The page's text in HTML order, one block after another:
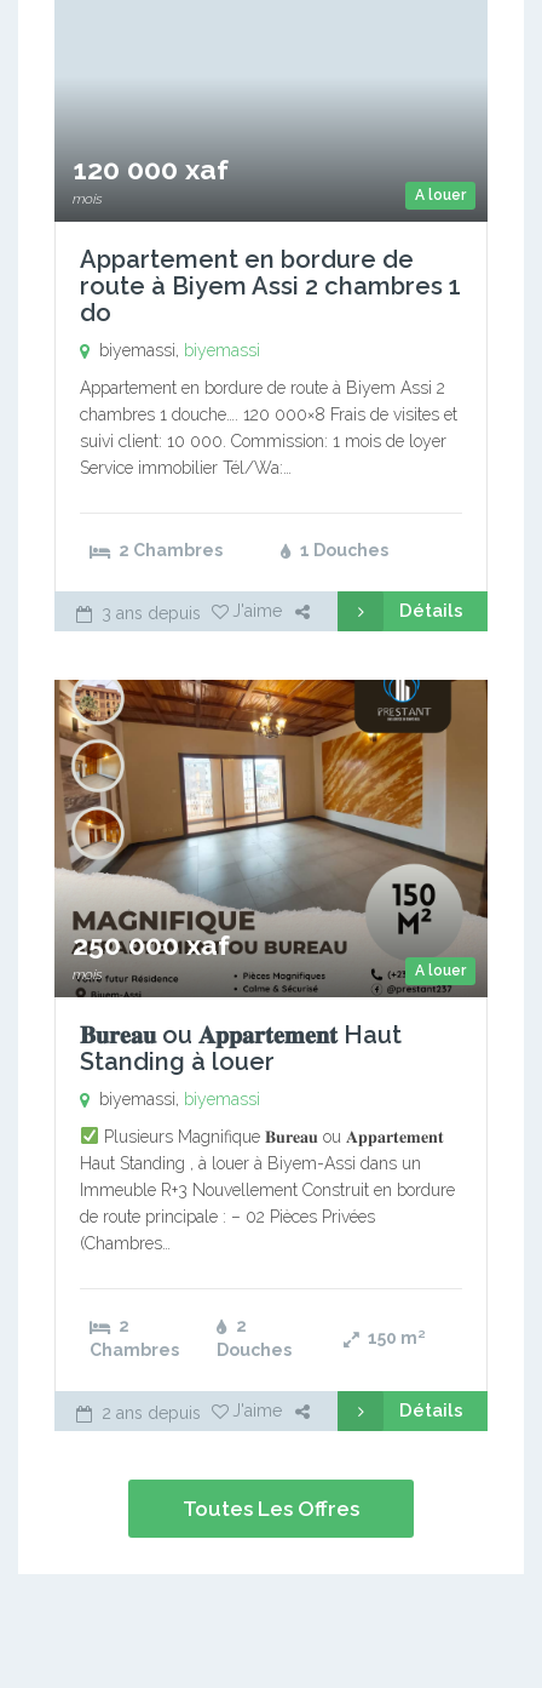
A louer
120 000 xaf
mois
Appartement en bordure de
route à Biyem Assi 2 chambres 1
do
biyemassi,
biyemassi
Appartement en bordure de route à Biyem Assi 2
chambres 1 douche…. 120 000×8 Frais de visites et
suivi client: 10 000. Commission: 1 mois de loyer
Service immobilier Tél/Wa:…
2 Chambres 1 Douches
3 ans depuis J'aime Détails
A louer
250 000 xaf
mois
𝐁𝐮𝐫𝐞𝐚𝐮 ou 𝐀𝐩𝐩𝐚𝐫𝐭𝐞𝐦𝐞𝐧𝐭 Haut
Standing à louer
biyemassi,
biyemassi
Plusieurs Magnifique 𝐁𝐮𝐫𝐞𝐚𝐮 ou 𝐀𝐩𝐩𝐚𝐫𝐭𝐞𝐦𝐞𝐧𝐭
Haut Standing , à louer à Biyem-Assi dans un
Immeuble R+3 Nouvellement Construit en bordure
de route principale : – 02 Pièces Privées
(Chambres…
2
Chambres
2
Douches
150 m²
2 ans depuis J'aime Détails
Toutes Les Offres